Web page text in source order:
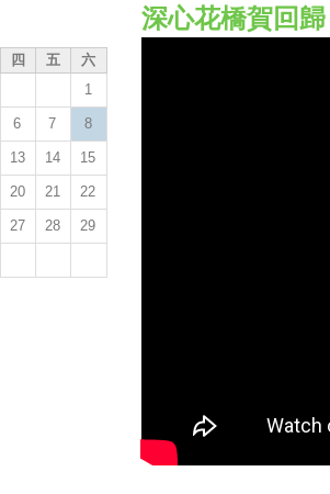
四 五
六
1
6 7 8
13 14 15
20 21 22
27 28 29
深心花橋賀回歸